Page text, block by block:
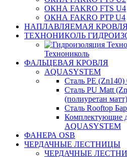
ОКНА FAKRO FTS U4
ОКНА FAKRO PTP U4
НАПЛАВЛЯЕМАЯ
ТЕХНОНИКОЛЬ
Технониколь
ФАЛЬЦЕВАЯ КРОВЛЯ
AQUASYSTEM
Сталь PE
Сталь PU Matt
(полиуретан матт)
Сталь Rooftop
Комплектующие
AQUASYSTEM
ФАНЕРА OSB
ЧЕРДАЧНЫЕ ЛЕСТНИЦЫ
ЧЕРДАЧНЫЕ